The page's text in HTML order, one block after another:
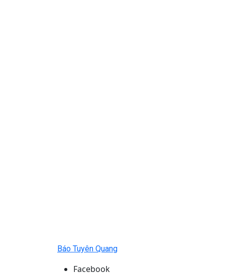
Báo Tuyên Quang
Facebook